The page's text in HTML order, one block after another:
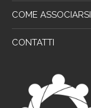
COME ASSOCIARSI
CONTATTI